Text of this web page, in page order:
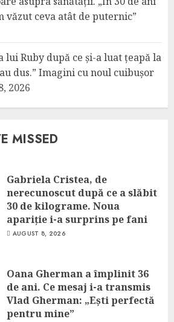
văzut ceva atât de puternic”
lui Ruby după ce și-a luat țeapă la
dus.” Imagini cu noul cuibușor
2026
MISSED
Gabriela Cristea, de
nerecunoscut după ce a slăbit
30 de kilograme. Noua
apariție i-a surprins pe fani
AUGUST 8, 2026
Oana Gherman a împlinit 36
de ani. Ce mesaj i-a transmis
Vlad Gherman: „Ești perfectă
pentru mine”